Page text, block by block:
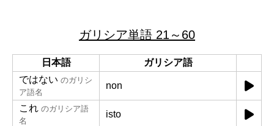
ガリシア単語 21～60
日本語
ガリシア語
ではない のガリシ
ア語名
non
これ のガリシア語
名
isto